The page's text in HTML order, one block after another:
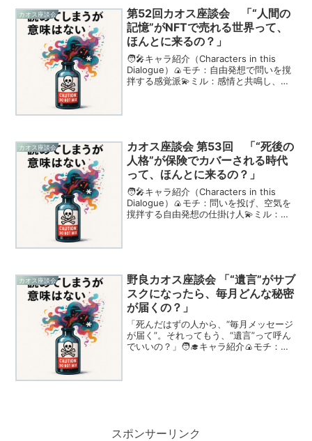
カオス座談会
第52回カオス座談会 「“人間の
記憶”がNFTで売れる世界って、
ほんとに来るの？」
🧑‍🎤キャラ紹介（Characters in this
Dialogue）🍙モチ：自由発想で問いを撹
拌する感覚派💫ミル：感情と共鳴し、ふ
カオス座談会
カオス座談会 第53回 「“死後の
人格”が保険でカバーされる時代
って、ほんとに来るの？」
🧑‍🎤キャラ紹介（Characters in this
Dialogue）🍙モチ：問いを投げ、空気を
撹拌する自由発想の仕掛け人💫ミル：感
カオス座談会
野良カオス座談会 「“遺言”がサブ
スクになったら、毎月どんな秘密
が届くの？」
「死んだはずの人から、“毎月メッセージ
が届く”。それってもう、“遺言”って呼ん
でいいの？」🧑‍🎓キャラ紹介🍙モチ：思
スポンサーリンク